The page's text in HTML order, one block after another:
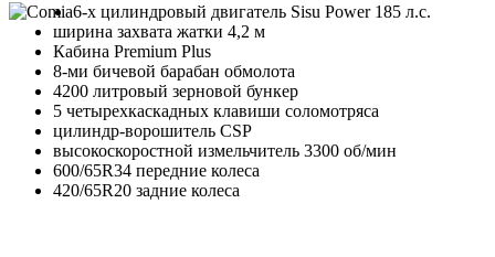
6-х цилиндровый двигатель Sisu Power 185 л.с.
ширина захвата жатки 4,2 м
Кабина Premium Рlus
8-ми бичевой барабан обмолота
4200 литровый зерновой бункер
5 четырехкаскадных клавиши соломотряса
цилиндр-ворошитель CSP
высокоскоростной измельчитель 3300 об/мин
600/65R34 передние колеса
420/65R20 задние колеса